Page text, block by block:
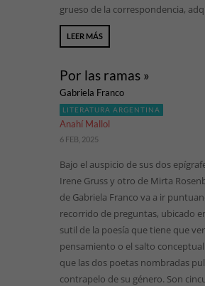
grueso de la correspondencia,
LEER MÁS
Por las ramas »
Gabriela Franco
LITERATURA ARGENTINA
Anahí Mallol
6 FEB, 2025
Bajo el auspicio de sus dos
Irene Gruss y otro de Mirta
de Gabriela Franco va a ir
recorrido de preguntas, ubicado
sutil de la poesía que tiene que
pensamiento o el salto
que las dos poetas nombradas
contrapelo de su género. Son